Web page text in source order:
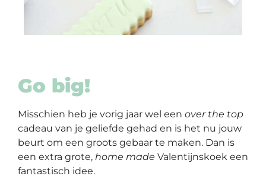
Go big!
Misschien heb je vorig jaar wel een over the top
cadeau van je geliefde gehad en is het nu jouw
beurt om een groots gebaar te maken. Dan is
een extra grote, home made Valentijnskoek een
fantastisch idee.